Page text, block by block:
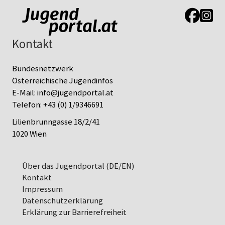
Link zur
Link
Kontakt
Bundesnetzwerk
Österreichische Jugendinfos
E-Mail:info@jugendportal.at
Telefon:+43 (0) 1/9346691
Lilienbrunngasse 18/2/41
1020 Wien
Über das Jugendportal (DE/EN)
Kontakt
Impressum
Datenschutz­erklärung
Erklärung zur Barrierefreiheit